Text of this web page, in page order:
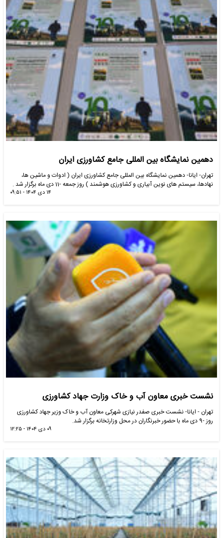
دهمین نمایشگاه بین المللی جامع کشاورزی ایران
تهران- ایانا- دهمین نمایشگاه بین المللی جامع کشاورزی ایران ( ادوات و ماشین ها،
نهادها، سیستم های نوین آبیاری و کشاورزی هوشمند ) روز جمعه -11 دی ماه برگزار شد .
۱۴ دی ۱۴۰۴ - ۰۹:۵۱
نشست خبری معاون آب و خاک وزارت جهاد کشاورزی
تهران - ایانا- نشست خبری صفدر نیازی شهرکی معاون آب و خاک وزیر جهاد کشاورزی
روز -9 دی ماه با حضور خبرنگاران در محل وزارتخانه برگزار شد.
۰۹ دی ۱۴۰۴ - ۱۲:۲۵